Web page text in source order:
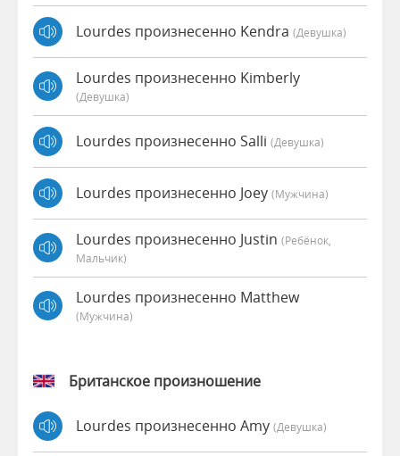
Lourdes произнесенно Kendra (девушка)
Lourdes произнесенно Kimberly
(девушка)
Lourdes произнесенно Salli (девушка)
Lourdes произнесенно Joey (мужчина)
Lourdes произнесенно Justin (Ребёнок,
Мальчик)
Lourdes произнесенно Matthew
(мужчина)
Британское произношение
Lourdes произнесенно Amy (девушка)